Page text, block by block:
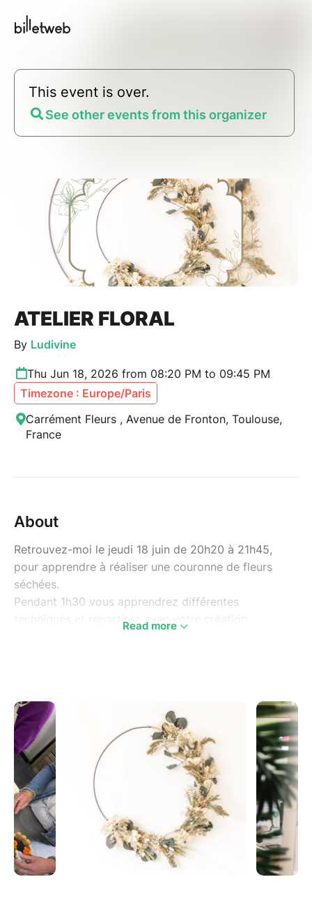
This event is over.
See other events from this organizer
ATELIER FLORAL
By Ludivine
Thu Jun 18, 2026 from 08:20 PM to 09:45 PM
Timezone : Europe/Paris
Carrément Fleurs , Avenue de Fronton, Toulouse,
France
About
Retrouvez-moi le jeudi 18 juin de 20h20 à 21h45,
pour apprendre à réaliser une couronne de fleurs
séchées.
Pendant 1h30 vous apprendrez différentes
techniques et repartirez avec votre création.
La réservation de l’atelier se fait en ligne ou à la
caisse du magasin Carrément Fleurs avenue de
Fronton (proche Aucamville) qui a la gentillesse de
m'accueillir pour cet atelier.
NB : il vous est possible d'annuler votre participation
en cas d'imprévu et d'obtenir un remboursement
(moins les frais de traitement de 1,95% du montant
de votre commande) jusqu'à 48h avant la date de
l'événement.
Read more